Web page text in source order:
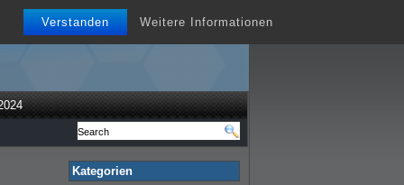
Verstanden Weitere Informationen
Kategorien